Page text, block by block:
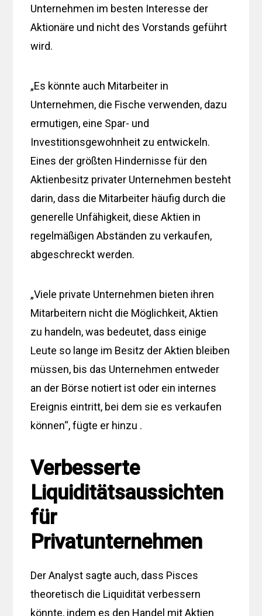
Unternehmen im besten Interesse der
Aktionäre und nicht des Vorstands geführt
wird.
„Es könnte auch Mitarbeiter in
Unternehmen, die Fische verwenden, dazu
ermutigen, eine Spar- und
Investitionsgewohnheit zu entwickeln.
Eines der größten Hindernisse für den
Aktienbesitz privater Unternehmen besteht
darin, dass die Mitarbeiter häufig durch die
generelle Unfähigkeit, diese Aktien in
regelmäßigen Abständen zu verkaufen,
abgeschreckt werden.
„Viele private Unternehmen bieten ihren
Mitarbeitern nicht die Möglichkeit, Aktien
zu handeln, was bedeutet, dass einige
Leute so lange im Besitz der Aktien bleiben
müssen, bis das Unternehmen entweder
an der Börse notiert ist oder ein internes
Ereignis eintritt, bei dem sie es verkaufen
können“, fügte er hinzu .
Verbesserte
Liquiditätsaussichten
für
Privatunternehmen
Der Analyst sagte auch, dass Pisces
theoretisch die Liquidität verbessern
könnte, indem es den Handel mit Aktien